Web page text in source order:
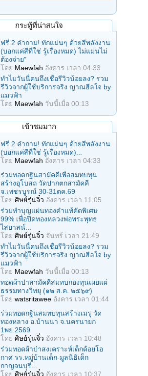
กระทู้ที่น่าสนใจ
ฟรี 2 คำถาม! ทักแม่นๆ ด้วยสีพลังงาน
(บอกแค่สีที่ใช่ รู้เรื่องหมด) ไม่แม่นไม่
ต้องจ่าย"
โดย Maewfah อังคาร เวลา 04:33
ทำไมวันนี้คนถึงเชื่อรีวิวน้อยลง? รวม
รีวิวจากผู้ใช้บริการจริง ญาณฮีลใจ by
แมวฟ้า
โดย Maewfah วันนี้เมื่อ 00:13
เข้าชมมาก
ฟรี 2 คำถาม! ทักแม่นๆ ด้วยสีพลังงาน
(บอกแค่สีที่ใช่ รู้เรื่องหมด)...
โดย Maewfah อังคาร เวลา 04:33
ร่วมทอดกฐินสามัคคีเพื่อสมทบทุน
สร้างอุโบสถ วัดปากตกสามัคคี
จ.เพชรบูรณ์ 30-31ตค.69
โดย ศิษย์รุ่นจิ๋ว อังคาร เวลา 11:05
ร่วมทําบุญแผ่นทองคำแท้คัดพิเศษ
99% เพื่อปิดทองหลวงพ่อพระพุทธ
ไสยาสน์...
โดย ศิษย์รุ่นจิ๋ว จันทร์ เวลา 21:49
ทำไมวันนี้คนถึงเชื่อรีวิวน้อยลง? รวม
รีวิวจากผู้ใช้บริการจริง ญาณฮีลใจ by
แมวฟ้า
โดย Maewfah วันนี้เมื่อ 00:13
ทอดผ้าป่าสามัคคีสมทบกองทุนเผยแผ่
ธรรมทางวิทยุ (๑๒ ส.ค. ๒๕๖๙)
โดย watsritawee อังคาร เวลา 01:44
ร่วมทอดกฐินสมทบทุนสร้างเมรุ วัด
ทองหลาง อ.บ้านนา จ.นครนายก
1พย.2569
โดย ศิษย์รุ่นจิ๋ว อังคาร เวลา 10:48
ร่วมทอดผ้าป่าสงเคราะห์เด็กด้อยโอ
กาศ รร.หมู่บ้านเด็ก-มูลนิธิเด็ก
กาญจนบุรี...
โดย ศิษย์รุ่นจิ๋ว อังคาร เวลา 10:37